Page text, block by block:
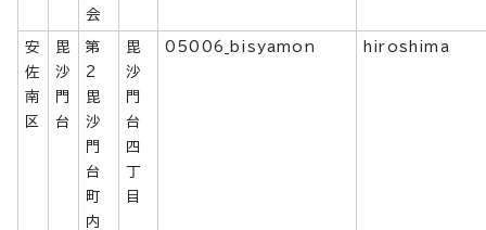
会
安
佐
南
区
毘
沙
門
台
第
2
毘
沙
門
台
町
内
毘
沙
門
台
四
丁
目
05006_bisyamon hiroshima